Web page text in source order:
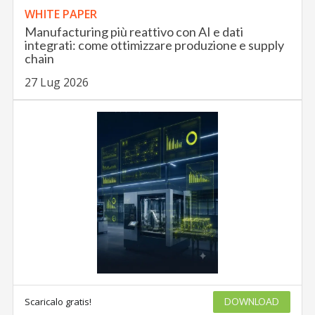
WHITE PAPER
Manufacturing più reattivo con AI e dati
integrati: come ottimizzare produzione e supply
chain
27 Lug 2026
Scaricalo gratis! DOWNLOAD